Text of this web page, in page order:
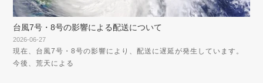
台風7号・8号の影響による配送について
2026-06-27
現在、台風7号・8号の影響により、配送に遅延が発生しています。
今後、荒天による